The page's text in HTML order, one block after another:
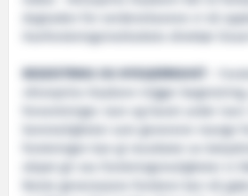
dugnaden for verdenshavene vi nå
Havforskningsinstituttets direktør Sissel
BEGEISTRING OG NYSGJERRIGHET
–
«Kronprins Haakon» trigger
forventninger. Isen og havet under
hemmeligheter som genererer mange
forskningen kan gi resultater av
skipet gir oss forskningsmuligheter vi
Neste generasjons forskere kan nå